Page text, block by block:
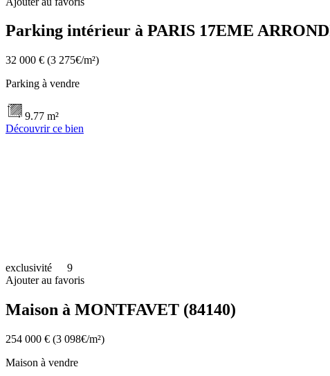
Parking intérieur à PARIS 17EME
32 000 € (3 275€/m²)
Parking à vendre
9.77 m²
Découvrir ce bien
exclusivité
9
Ajouter au favoris
Maison à MONTFAVET (84140)
254 000 € (3 098€/m²)
Maison à vendre